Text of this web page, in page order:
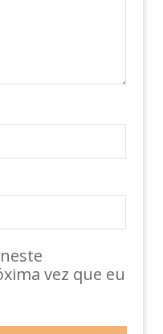
vez que eu